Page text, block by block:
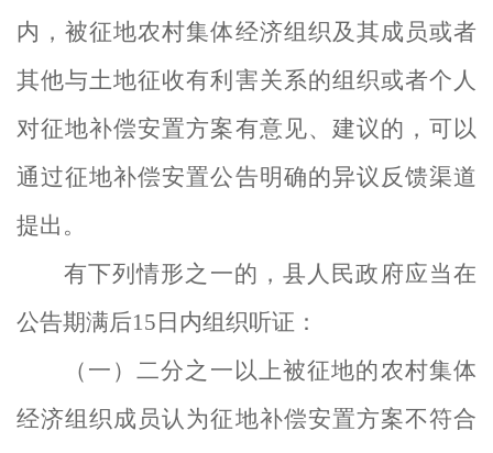
内，被征地农村集体经济组织及其成员或者
其他与土地征收有利害关系的组织或者个人
对征地补偿安置方案有意见、建议的，可以
通过征地补偿安置公告明确的异议反馈渠道
提出。
有下列情形之一的，县人民政府应当在
公告期满后15日内组织听证：
（一）二分之一以上被征地的农村集体
经济组织成员认为征地补偿安置方案不符合